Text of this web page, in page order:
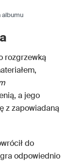
albumu
rozgrzewką
a jego
z zapowiadaną
do
odpowiednio